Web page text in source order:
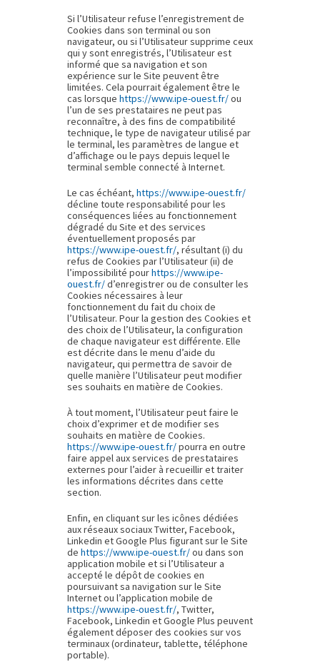
Si l’Utilisateur refuse l’enregistrement de
Cookies dans son terminal ou son
navigateur, ou si l’Utilisateur supprime ceux
qui y sont enregistrés, l’Utilisateur est
informé que sa navigation et son
expérience sur le Site peuvent être
limitées. Cela pourrait également être le
cas lorsque https://www.ipe-ouest.fr/ou
l’un de ses prestataires ne peut pas
reconnaître, à des fins de compatibilité
technique, le type de navigateur utilisé par
le terminal, les paramètres de langue et
d’affichage ou le pays depuis lequel le
terminal semble connecté à Internet.
Le cas échéant, https://www.ipe-ouest.fr/
décline toute responsabilité pour les
conséquences liées au fonctionnement
dégradé du Site et des services
éventuellement proposés par
https://www.ipe-ouest.fr/, résultant (i) du
refus de Cookies par l’Utilisateur (ii) de
l’impossibilité pourhttps://www.ipe-
ouest.fr/d’enregistrer ou de consulter les
Cookies nécessaires à leur
fonctionnement du fait du choix de
l’Utilisateur. Pour la gestion des Cookies et
des choix de l’Utilisateur, la configuration
de chaque navigateur est différente. Elle
est décrite dans le menu d’aide du
navigateur, qui permettra de savoir de
quelle manière l’Utilisateur peut modifier
ses souhaits en matière de Cookies.
À tout moment, l’Utilisateur peut faire le
choix d’exprimer et de modifier ses
souhaits en matière de Cookies.
https://www.ipe-ouest.fr/pourra en outre
faire appel aux services de prestataires
externes pour l’aider à recueillir et traiter
les informations décrites dans cette
section.
Enfin, en cliquant sur les icônes dédiées
aux réseaux sociaux Twitter, Facebook,
Linkedin et Google Plus figurant sur le Site
de https://www.ipe-ouest.fr/ou dans son
application mobile et si l’Utilisateur a
accepté le dépôt de cookies en
poursuivant sa navigation sur le Site
Internet ou l’application mobile de
https://www.ipe-ouest.fr/, Twitter,
Facebook, Linkedin et Google Plus peuvent
également déposer des cookies sur vos
terminaux (ordinateur, tablette, téléphone
portable).